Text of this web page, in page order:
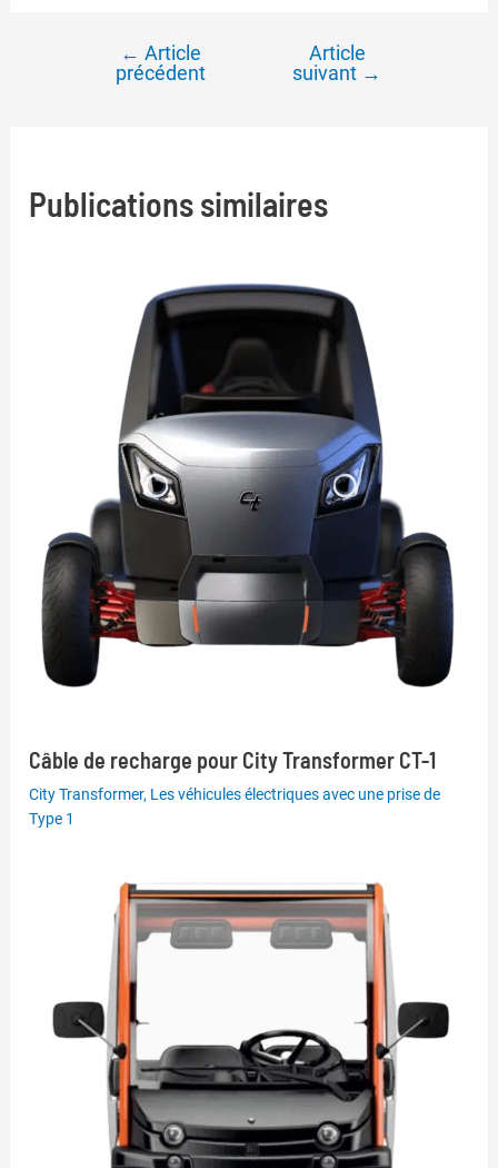
Navigation
← Article
précédent
Article
suivant →
Publications similaires
Câble de recharge pour City Transformer CT-1
City Transformer, Les véhicules électriques avec une prise de
Type 1